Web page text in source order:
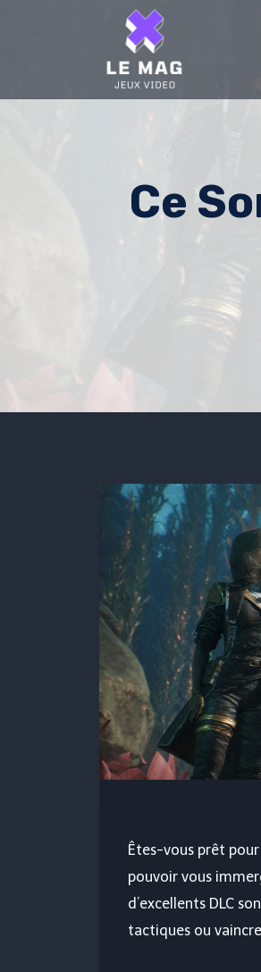
Ce
Êtes-vous prêt
pouvoir vous
d’excellents DLC
tactiques ou